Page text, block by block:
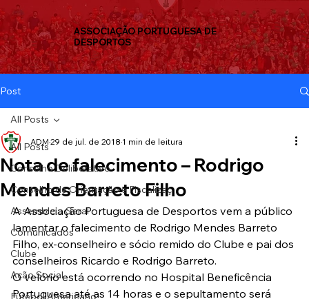
ASSOCIAÇÃO PORTUGUESA DE
DESPORTOS
Post
All Posts
Conselho Deliberativo
Conselho de Orientação e Fiscalizaç
Assembleia Geral
Comunicados
Clube
Ação Social
Futebol Americano
All Posts
Nota de falecimento – Rodrigo
Mendes Barreto Filho
ADM 29 de jul. de 2018 1 min de leitura
A Associação Portuguesa de Desportos vem a público
lamentar o falecimento de Rodrigo Mendes Barreto
Filho, ex-conselheiro e sócio remido do Clube e pai dos
conselheiros Ricardo e Rodrigo Barreto.
O velório está ocorrendo no Hospital Beneficência
Portuguesa até as 14 horas e o sepultamento será